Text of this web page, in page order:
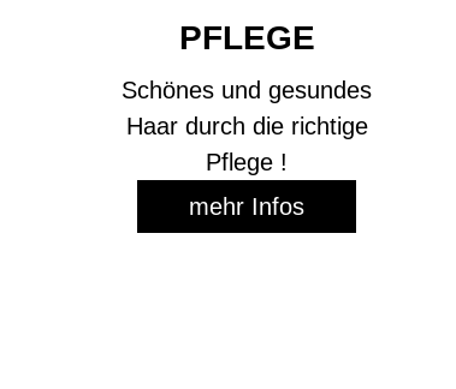
PFLEGE
Schönes und gesundes
Haar durch die richtige
Pflege !
mehr Infos